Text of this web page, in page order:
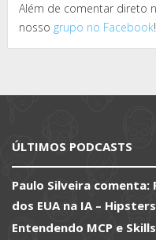
Além de comentar direto
nosso grupo no Facebook!
ÚLTIMOS PODCASTS
Paulo Silveira comenta:
dos EUA na IA –
Entendendo MCP e